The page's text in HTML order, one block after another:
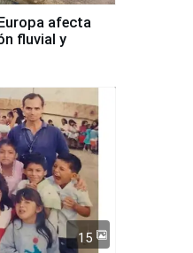
afecta
fluvial y
15